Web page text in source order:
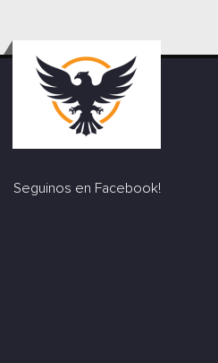
Seguinos en Facebook!